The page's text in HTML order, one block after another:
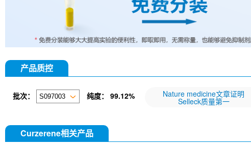
产品质控
批次： 纯度： 99.12% Nature medicine文章证明
Selleck质量第一
Curzerene相关产品